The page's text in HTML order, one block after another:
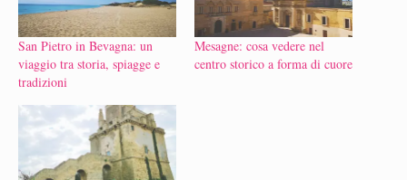
San Pietro in Bevagna: un
viaggio tra storia, spiagge e
tradizioni
Mesagne: cosa vedere nel
centro storico a forma di cuore